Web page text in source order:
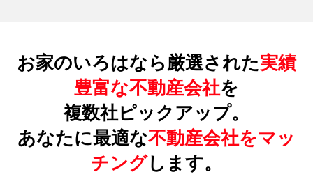
お家のいろはなら厳選された実績
豊富な不動産会社を
複数社ピックアップ。
あなたに最適な不動産会社をマッ
チングします。